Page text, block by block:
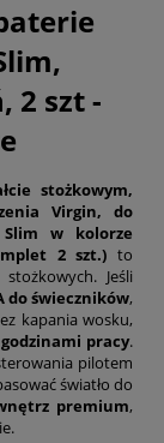
2 szt -
stożkowym,
Virgin, do
w kolorze
2 szt.) to
Jeśli
do świeczników,
kapania wosku,
godzinami pracy.
pilotem
światło do
premium,